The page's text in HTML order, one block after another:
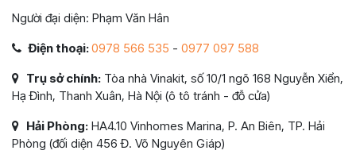
Người đại diện: Phạm Văn Hân
Điện thoại:0978 566 535 - 0977 097 588
Trụ sở chính: Tòa nhà Vinakit, số 10/1 ngõ 168 Nguyễn Xiển,
Hạ Đình, Thanh Xuân, Hà Nội (ô tô tránh - đỗ cửa)
Hải Phòng: HA4.10 Vinhomes Marina, P. An Biên, TP. Hải
Phòng (đối diện 456 Đ. Võ Nguyên Giáp)